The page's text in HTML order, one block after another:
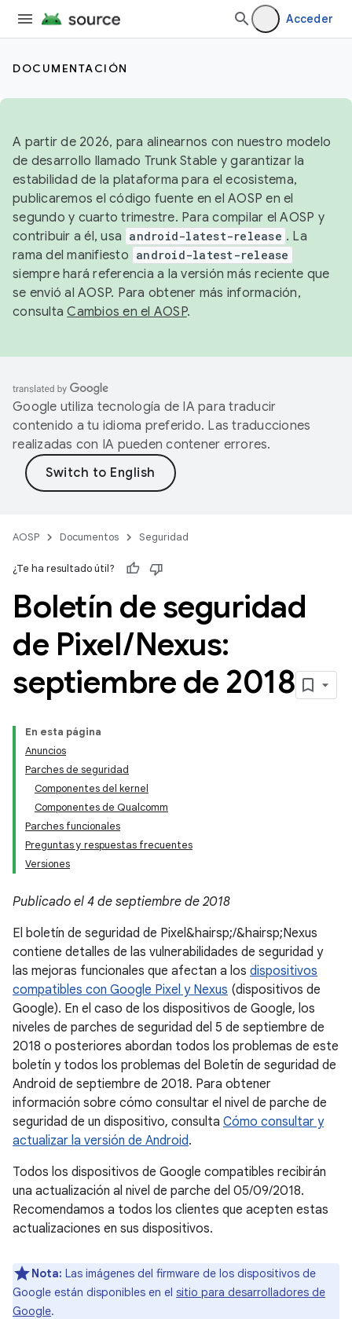
Acceder
DOCUMENTACIÓN
A partir de 2026, para alinearnos con nuestro modelo
de desarrollo llamado Trunk Stable y garantizar la
estabilidad de la plataforma para el ecosistema,
publicaremos el código fuente en el AOSP en el
segundo y cuarto trimestre. Para compilar el AOSP y
contribuir a él, usa android-latest-release . La
rama del manifiesto android-latest-release
siempre hará referencia a la versión más reciente que
se envió al AOSP. Para obtener más información,
consultaCambios en el AOSP.
Google utiliza tecnología de IA para traducir
contenido a tu idioma preferido. Las traducciones
realizadas con IA pueden contener errores.
AOSP Documentos Seguridad
¿Te ha resultado útil?
Boletín de seguridad
de Pixel/Nexus:
septiembre de 2018
En esta página
Anuncios
Parches de seguridad
Componentes del kernel
Componentes de Qualcomm
Parches funcionales
Preguntas y respuestas frecuentes
Versiones
Publicado el 4 de septiembre de 2018
El boletín de seguridad de Pixel&hairsp;/&hairsp;Nexus
contiene detalles de las vulnerabilidades de seguridad y
las mejoras funcionales que afectan a los dispositivos
compatibles con Google Pixel y Nexus (dispositivos de
Google). En el caso de los dispositivos de Google, los
niveles de parches de seguridad del 5 de septiembre de
2018 o posteriores abordan todos los problemas de este
boletín y todos los problemas del Boletín de seguridad de
Android de septiembre de 2018. Para obtener
información sobre cómo consultar el nivel de parche de
seguridad de un dispositivo, consulta Cómo consultar y
actualizar la versión de Android.
Todos los dispositivos de Google compatibles recibirán
una actualización al nivel de parche del 05/09/2018.
Recomendamos a todos los clientes que acepten estas
actualizaciones en sus dispositivos.
Nota: Las imágenes del firmware de los dispositivos de
Google están disponibles en el sitio para desarrolladores de
Google.